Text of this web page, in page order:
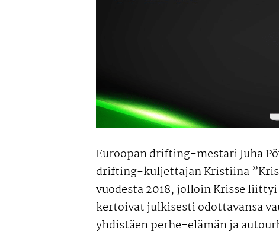
Euroopan drifting-mestari Juha
drifting-kuljettajan Kristiina
vuodesta 2018, jolloin Krisse
kertoivat julkisesti odottavansa
yhdistäen perhe-elämän ja